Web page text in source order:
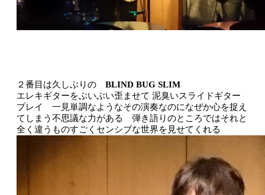
２番目は久しぶりの BLIND BUG SLIM
エレキギターをぶいぶい歪ませて 泥臭いスライドギター
プレイ 一見単調なようなその演奏なのになぜか心を捉え
てしまう不思議な力がある 弾き語りのところではそれと
全く違うものすごくセンシブな世界を見せてくれる